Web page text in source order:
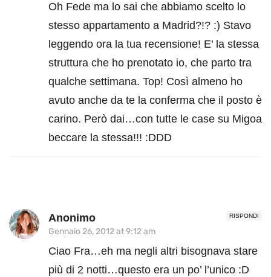
Oh Fede ma lo sai che abbiamo scelto lo
stesso appartamento a Madrid?!? :) Stavo
leggendo ora la tua recensione! E’ la stessa
struttura che ho prenotato io, che parto tra
qualche settimana. Top! Così almeno ho
avuto anche da te la conferma che il posto è
carino. Però dai…con tutte le case su Migoa
beccare la stessa!!! :DDD
RISPONDI
Anonimo
Gennaio 26, 2012 at 9:12 am
Ciao Fra…eh ma negli altri bisognava stare
più di 2 notti…questo era un po’ l’unico :D